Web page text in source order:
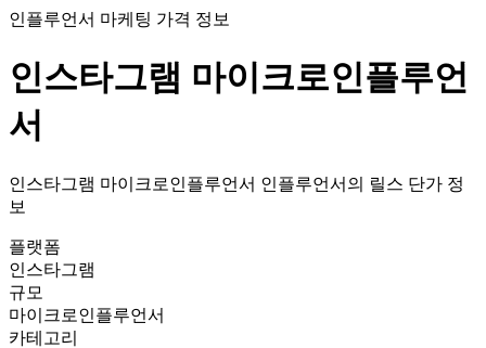
인플루언서 마케팅 가격 정보
인스타그램 마이크로인플루언
서
인스타그램 마이크로인플루언서 인플루언서의 릴스 단가 정
보
플랫폼
인스타그램
규모
마이크로인플루언서
카테고리